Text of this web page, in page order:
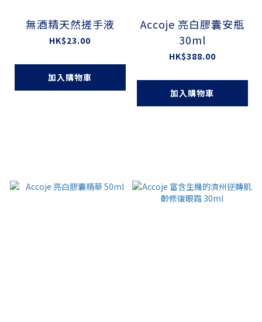
無酒精天然搓手液
HK$23.00
加入購物車
Accoje 亮白膠囊安瓶
30ml
HK$388.00
加入購物車